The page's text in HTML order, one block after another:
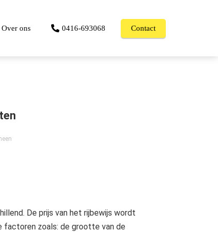
Over ons 0416-693068 Contact
De prijs van het rijbewijs wordt
factoren zoals: de grootte van de